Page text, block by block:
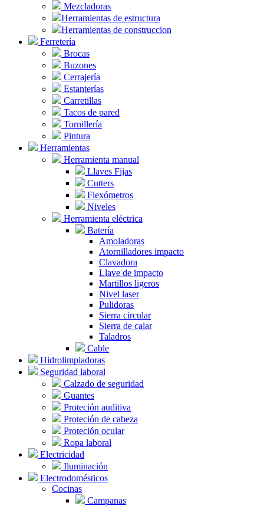
Mezcladoras
Herramientas de estructura
Herramientas de construccion
Ferretería
Brocas
Buzones
Cerrajería
Estanterías
Carretillas
Tacos de pared
Tornillería
Pintura
Herramientas
Herramienta manual
Llaves Fijas
Cutters
Flexómetros
Niveles
Herramienta eléctrica
Batería
Amoladoras
Atornilladores impacto
Clavadora
Llave de impacto
Martillos ligeros
Nivel laser
Pulidoras
Sierra circular
Sierra de calar
Taladros
Cable
Hidrolimpiadoras
Seguridad laboral
Calzado de seguridad
Guantes
Proteción auditiva
Proteción de cabeza
Proteción ocular
Ropa laboral
Electricidad
Iluminación
Electrodomésticos
Cocinas
Campanas